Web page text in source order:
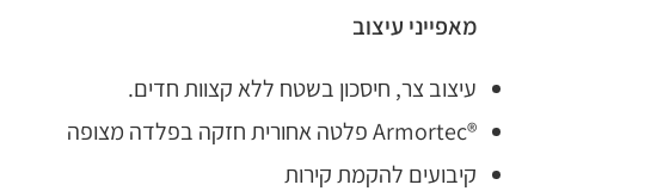
מאפייני עיצוב
עיצוב צר, חיסכון בשטח ללא קצוות חדים.
®Armortec פלטה אחורית חזקה בפלדה מצופה
קיבועים להקמת קירות